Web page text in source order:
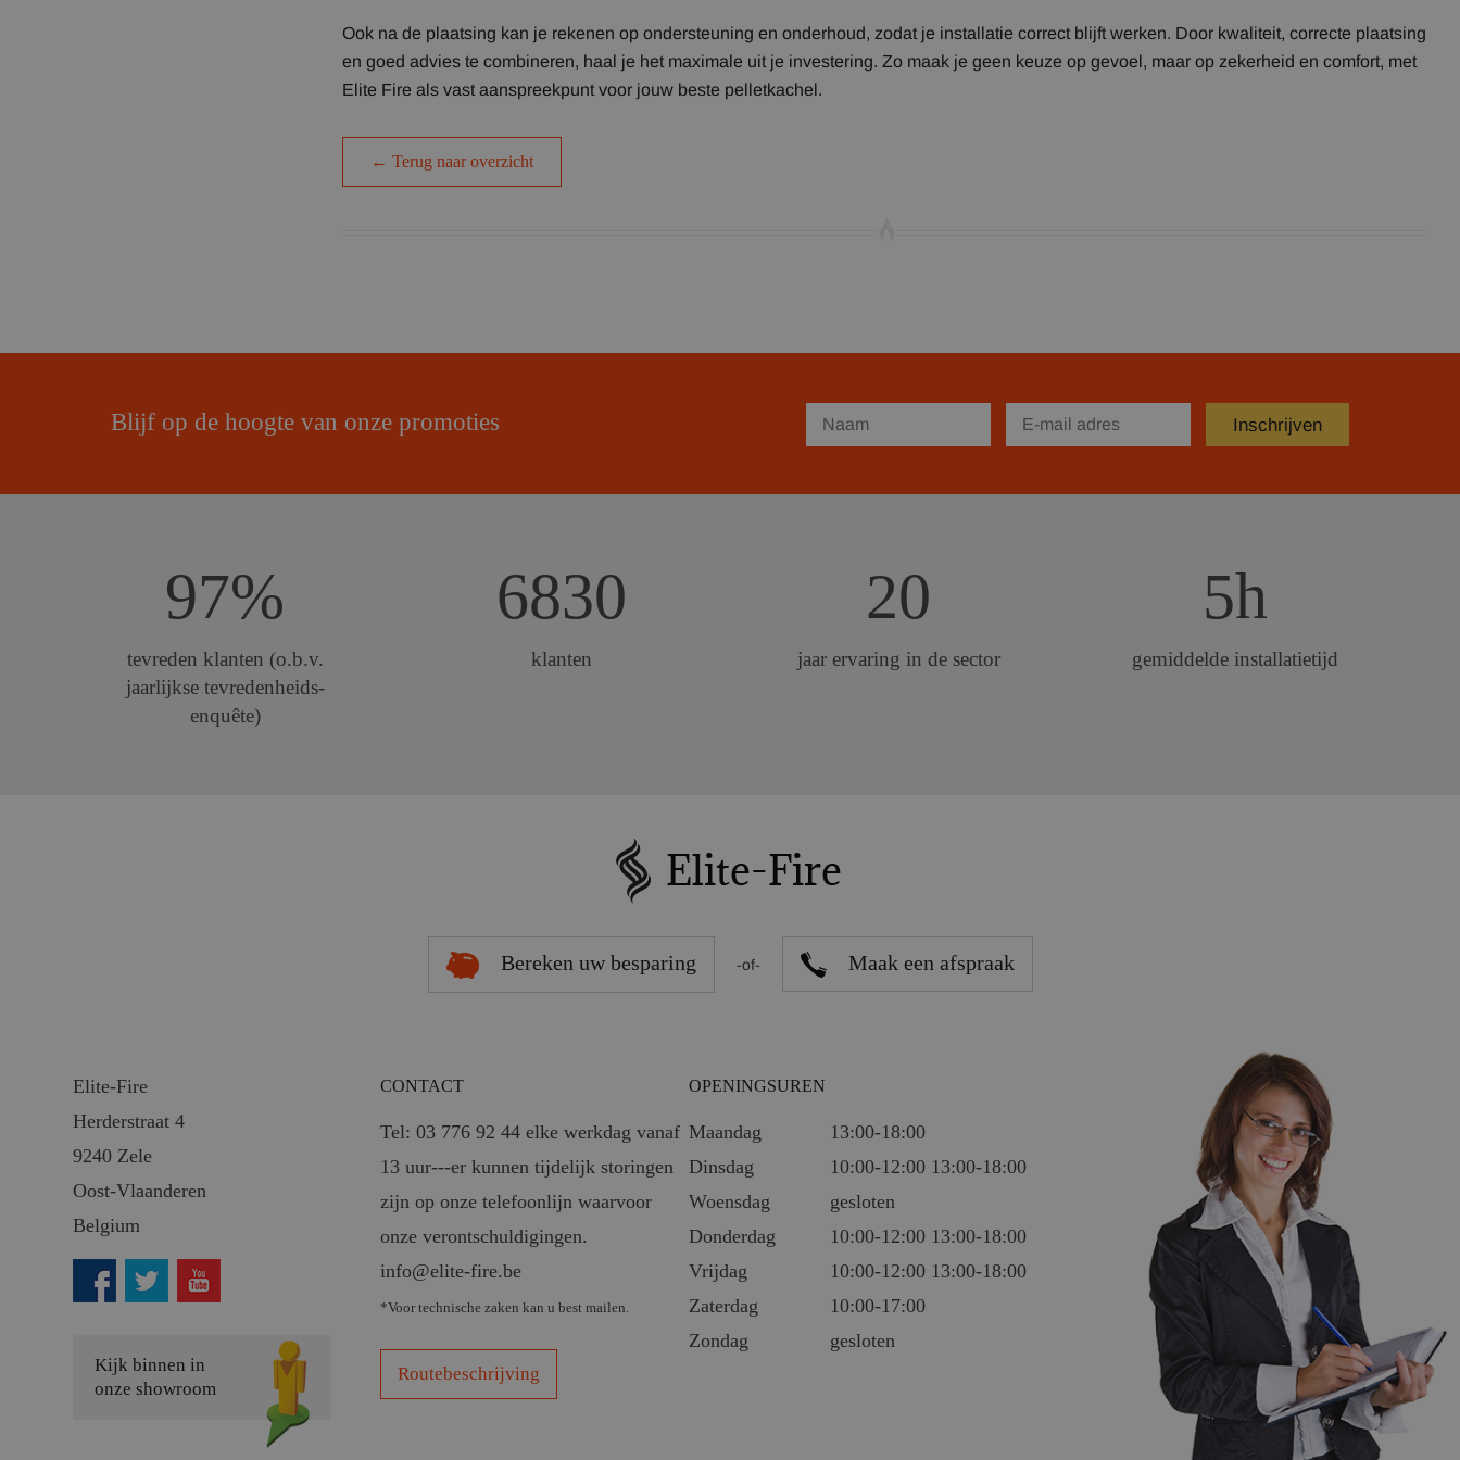
Ook na de plaatsing kan je rekenen op ondersteuning en onderhoud, zodat je installatie correct blijft werken. Door kwaliteit, correcte plaatsing
en goed advies te combineren, haal je het maximale uit je investering. Zo maak je geen keuze op gevoel, maar op zekerheid en comfort, met
Elite Fire als vast aanspreekpunt voor jouw beste pelletkachel.
← Terug naar overzicht
Blijf op de hoogte van onze promoties
97%
tevreden klanten (o.b.v.
jaarlijkse tevredenheids-
enquête)
6830
klanten
20
jaar ervaring in de sector
5h
gemiddelde installatietijd
Bereken uw besparing -of- Maak een afspraak
Elite-Fire
Herderstraat 4
9240 Zele
Oost-Vlaanderen
Belgium
Kijk binnen in
onze showroom
CONTACT
Tel: 03 776 92 44 elke werkdag vanaf
13 uur---er kunnen tijdelijk storingen
zijn op onze telefoonlijn waarvoor
onze verontschuldigingen.
info@elite-fire.be
*Voor technische zaken kan u best mailen.
Routebeschrijving
OPENINGSUREN
Maandag
13:00-18:00
Dinsdag
10:00-12:00 13:00-18:00
Woensdag
gesloten
Donderdag
10:00-12:00 13:00-18:00
Vrijdag
10:00-12:00 13:00-18:00
Zaterdag
10:00-17:00
Zondag
gesloten